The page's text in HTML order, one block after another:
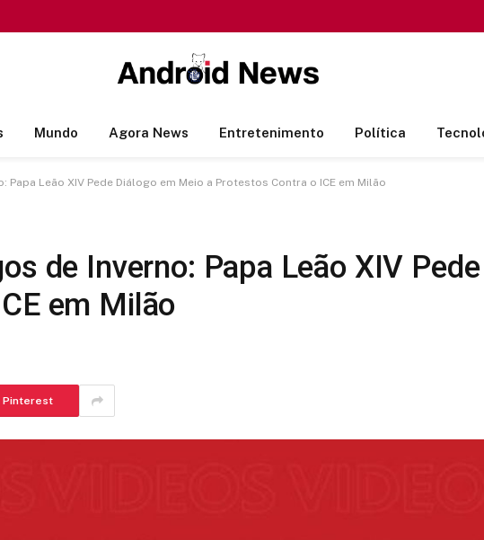
Mundo Agora News Entretenimento Política
Papa Leão XIV Pede Diálogo em Meio a Protestos Contra o ICE em Milão
de Inverno: Papa Leão XIV
em Milão
Pinterest